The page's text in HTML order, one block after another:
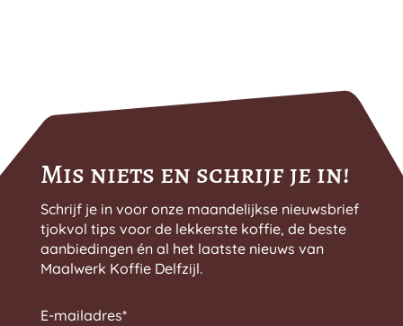
Mis niets en schrijf je in!
Schrijf je in voor onze maandelijkse nieuwsbrief
tjokvol tips voor de lekkerste koffie, de beste
aanbiedingen én al het laatste nieuws van
Maalwerk Koffie Delfzijl.
E-mailadres*